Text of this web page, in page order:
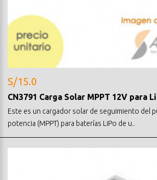
S/15.0
CN3791 Carga Solar MPPT 12V para
Este es un cargador solar de seguimiento del
potencia (MPPT) para baterías LiPo de u..